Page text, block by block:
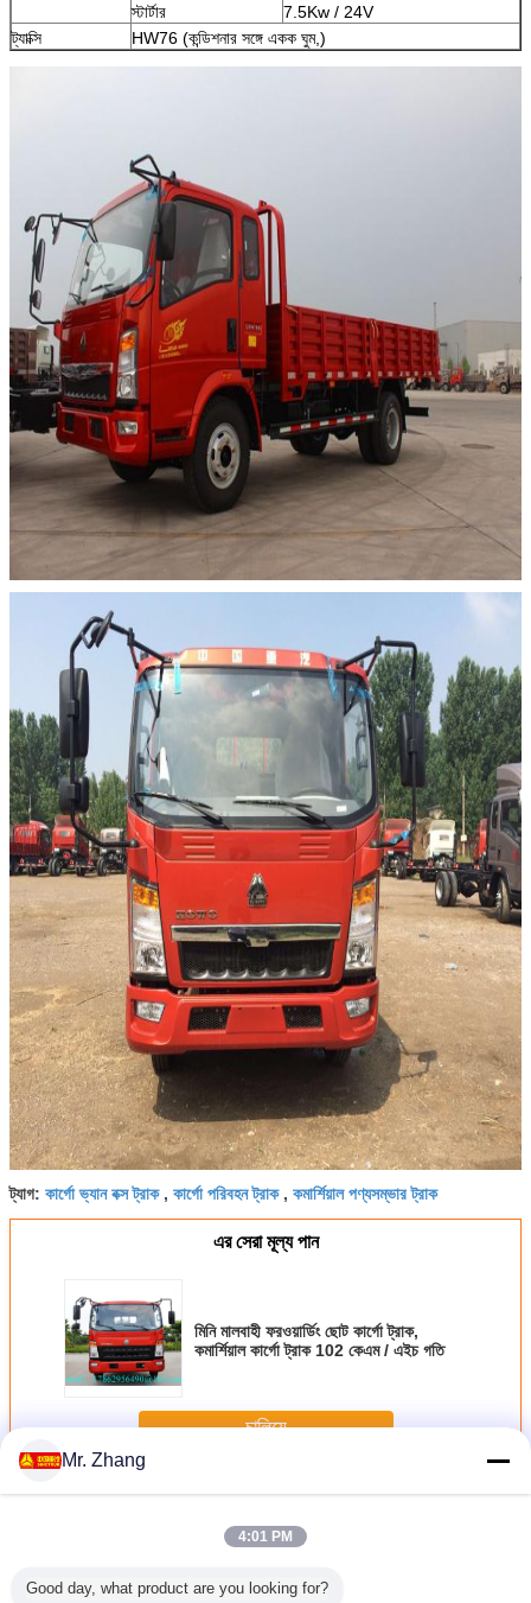
স্টার্টার
7.5Kw / 24V
ট্যাক্সি
HW76 (কন্ডিশনার সঙ্গে একক ঘুম,)
ট্যাগ: কার্গো ভ্যান বক্স ট্রাক, কার্গো পরিবহন ট্রাক, কমার্শিয়াল পণ্যসম্ভার ট্রাক
এর সেরা মূল্য পান
মিনি মালবাহী ফরওয়ার্ডিং ছোট কার্গো ট্রাক,
কমার্শিয়াল কার্গো ট্রাক 102 কেএম / এইচ গতি
চালিয়ে
অধিকভারি মালবাহী ট্রাক
Mr. Zhang
4:01 PM
Good day, what product are you looking for?